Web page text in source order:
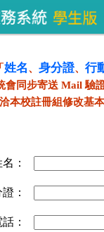
姓名、 身分證、 行
會同步寄送 Mail 驗
本校註冊組修改基
：
：
：